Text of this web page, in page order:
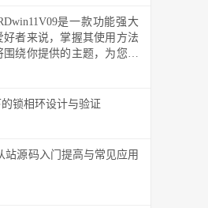
是一款功能强大
者来说，掌握其使用方法
绕你提供的主题，为您撰
锁相环设计与验证
站源码入门提高与常见应用